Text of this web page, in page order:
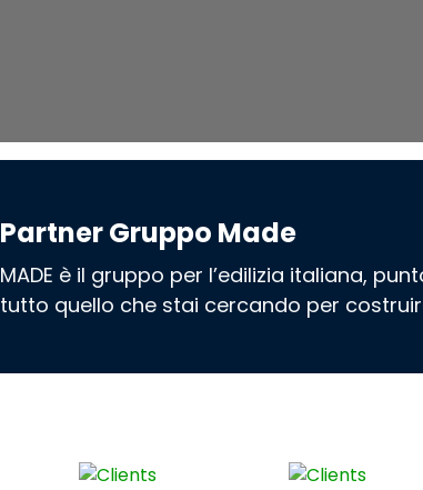
Partner Gruppo Made
MADE è il gruppo per l’edilizia italiana,
tutto quello che stai cercando per